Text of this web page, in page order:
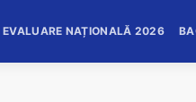
EVALUARE NAȚIONALĂ 2026